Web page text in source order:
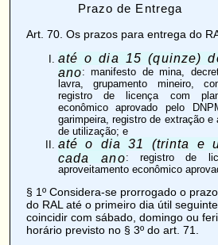
Prazo de Entrega
Art. 70. Os prazos para entrega do
até o dia 15 (quinze)
ano: manifesto de mina,
lavra, grupamento mineiro,
registro de licença com
econômico aprovado pelo
garimpeira, registro de extração
de utilização; e
até o dia 31 (trinta e
cada ano: registro de
aproveitamento econômico
§ 1º Considera-se prorrogado o
do RAL até o primeiro dia útil
coincidir com sábado, domingo ou
horário previsto no § 3º do art. 71.